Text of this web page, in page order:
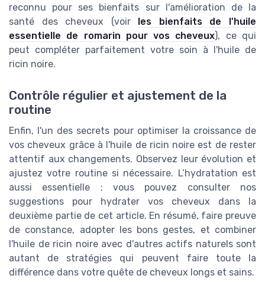
reconnu pour ses bienfaits sur l'amélioration de la
santé des cheveux (voir les bienfaits de l'huile
essentielle de romarin pour vos cheveux), ce qui
peut compléter parfaitement votre soin à l'huile de
ricin noire.
Contrôle régulier et ajustement de la
routine
Enfin, l'un des secrets pour optimiser la croissance de
vos cheveux grâce à l'huile de ricin noire est de rester
attentif aux changements. Observez leur évolution et
ajustez votre routine si nécessaire. L’hydratation est
aussi essentielle ; vous pouvez consulter nos
suggestions pour hydrater vos cheveux dans la
deuxième partie de cet article. En résumé, faire preuve
de constance, adopter les bons gestes, et combiner
l'huile de ricin noire avec d'autres actifs naturels sont
autant de stratégies qui peuvent faire toute la
différence dans votre quête de cheveux longs et sains.